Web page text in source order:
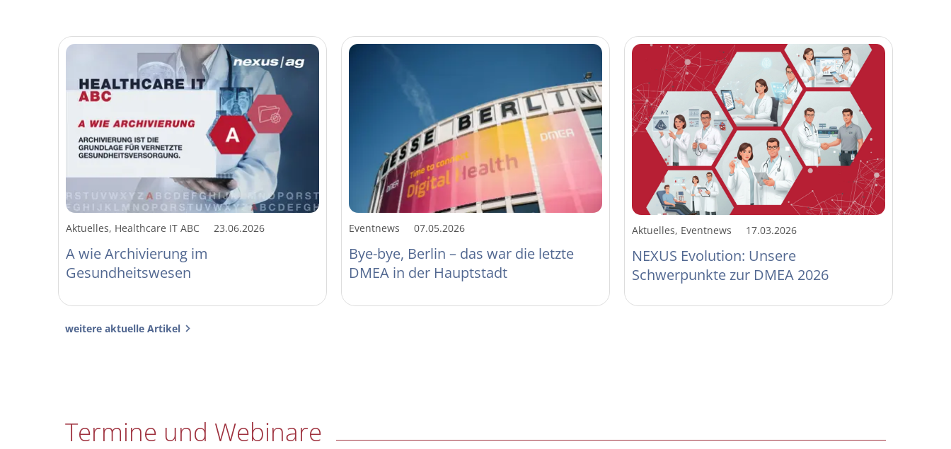
Aktuelles, Healthcare IT ABC 23.06.2026
A wie Archivierung im
Gesundheitswesen
Eventnews 07.05.2026
Bye-bye, Berlin – das war die letzte
DMEA in der Hauptstadt
Aktuelles, Eventnews 17.03.2026
NEXUS Evolution: Unsere
Schwerpunkte zur DMEA 2026
weitere aktuelle Artikel
Termine und Webinare